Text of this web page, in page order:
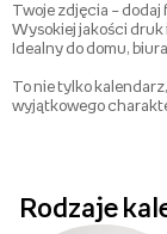
Twoje zdjęcia –
Wysokiej jakości druk
Idealny do domu,
To nie tylko
wyjątkowego
Rodzaje